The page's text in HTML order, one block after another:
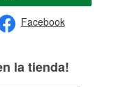
Facebook
la tienda!